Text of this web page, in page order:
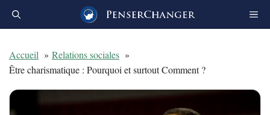
Accueil
Relations sociales
Être charismatique : Pourquoi et surtout Comment ?